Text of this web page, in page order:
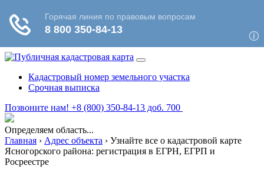
Кадастровый номер земельного участка
Срочная выписка
Позвоните нам! +8 (800) 350-84-13 доб. 700
Определяем область...
Главная › Адрес объекта › Узнайте все о кадастровой карте
Ясногорского района: регистрация в ЕГРН, ЕГРП и
Росреестре